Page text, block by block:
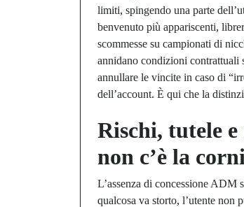
limiti, spingendo una parte
benvenuto più appariscenti,
scommesse su campionati di
annidano condizioni contrattuali
annullare le vincite in caso di
dell’account. È qui che la
Rischi, tutele
non c’è la
L’assenza di concessione ADM
qualcosa va storto, l’utente non